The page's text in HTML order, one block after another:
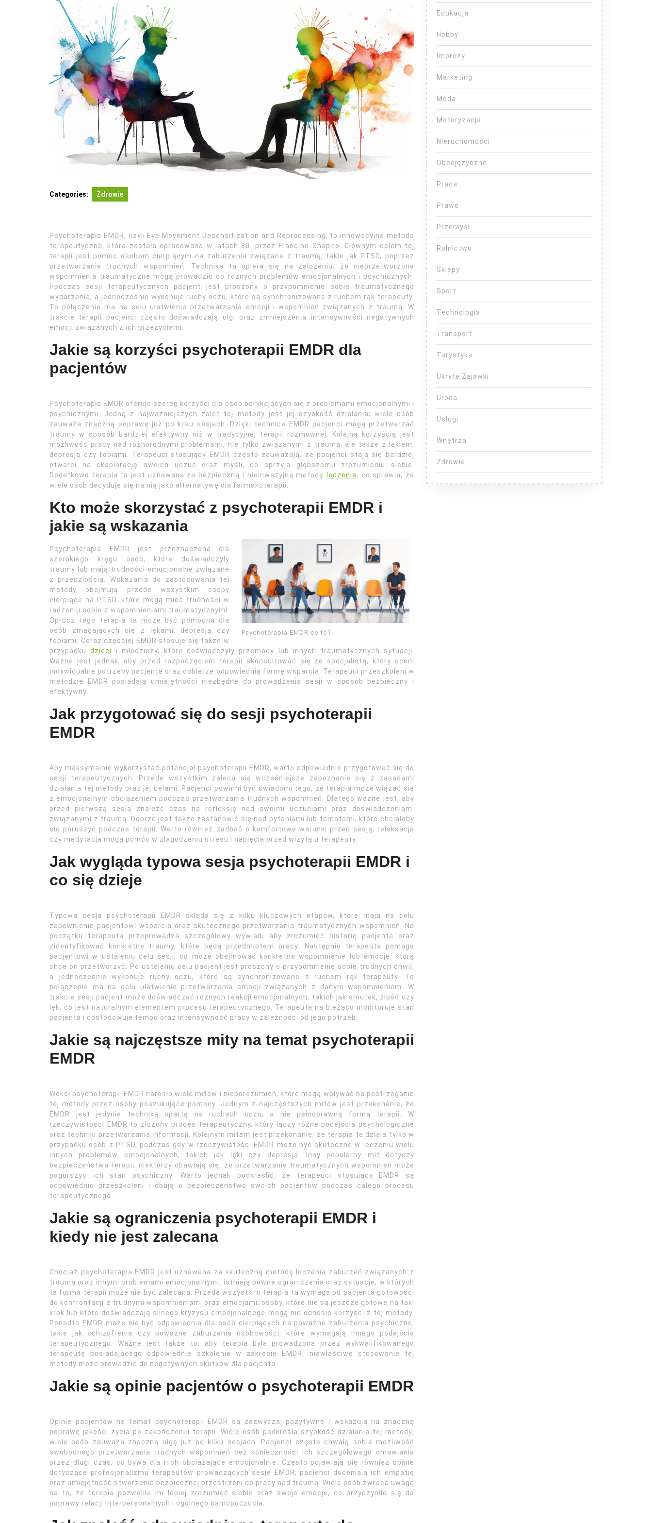
Categories: Zdrowie
Psychoterapia EMDR, czyli Eye Movement Desensitization and Reprocessing, to innowacyjna metoda
terapeutyczna, która została opracowana w latach 80. przez Francine Shapiro. Głównym celem tej
terapii jest pomoc osobom cierpiącym na zaburzenia związane z traumą, takie jak PTSD, poprzez
przetwarzanie trudnych wspomnień. Technika ta opiera się na założeniu, że nieprzetworzone
wspomnienia traumatyczne mogą prowadzić do różnych problemów emocjonalnych i psychicznych.
Podczas sesji terapeutycznych pacjent jest proszony o przypomnienie sobie traumatycznego
wydarzenia, a jednocześnie wykonuje ruchy oczu, które są synchronizowane z ruchem rąk terapeuty.
To połączenie ma na celu ułatwienie przetwarzania emocji i wspomnień związanych z traumą. W
trakcie terapii pacjenci często doświadczają ulgi oraz zmniejszenia intensywności negatywnych
emocji związanych z ich przeżyciami.
Jakie są korzyści psychoterapii EMDR dla
pacjentów
Psychoterapia EMDR oferuje szereg korzyści dla osób borykających się z problemami emocjonalnymi i
psychicznymi. Jedną z najważniejszych zalet tej metody jest jej szybkość działania; wiele osób
zauważa znaczną poprawę już po kilku sesjach. Dzięki technice EMDR pacjenci mogą przetwarzać
traumy w sposób bardziej efektywny niż w tradycyjnej terapii rozmownej. Kolejną korzyścią jest
możliwość pracy nad różnorodnymi problemami, nie tylko związanymi z traumą, ale także z lękiem,
depresją czy fobiami. Terapeuci stosujący EMDR często zauważają, że pacjenci stają się bardziej
otwarci na eksplorację swoich uczuć oraz myśli, co sprzyja głębszemu zrozumieniu siebie.
Dodatkowo terapia ta jest uznawana za bezpieczną i nieinwazyjną metodę
leczenia, co sprawia, że
wiele osób decyduje się na nią jako alternatywę dla farmakoterapii.
Kto może skorzystać z psychoterapii EMDR i
jakie są wskazania
Psychoterapia EMDR co to?
Psychoterapia EMDR jest przeznaczona dla
szerokiego kręgu osób, które doświadczyły
traumy lub mają trudności emocjonalne związane
z przeszłością. Wskazania do zastosowania tej
metody obejmują przede wszystkim osoby
cierpiące na PTSD, które mogą mieć trudności w
radzeniu sobie z wspomnieniami traumatycznymi.
Oprócz tego terapia ta może być pomocna dla
osób zmagających się z lękami, depresją czy
fobiami. Coraz częściej EMDR stosuje się także w
przypadkudzieci
i młodzieży, które doświadczyły przemocy lub innych traumatycznych sytuacji.
Ważne jest jednak, aby przed rozpoczęciem terapii skonsultować się ze specjalistą, który oceni
indywidualne potrzeby pacjenta oraz dobierze odpowiednią formę wsparcia. Terapeuci przeszkoleni w
metodzie EMDR posiadają umiejętności niezbędne do prowadzenia sesji w sposób bezpieczny i
efektywny.
Jak przygotować się do sesji psychoterapii
EMDR
Aby maksymalnie wykorzystać potencjał psychoterapii EMDR, warto odpowiednio przygotować się do
sesji terapeutycznych. Przede wszystkim zaleca się wcześniejsze zapoznanie się z zasadami
działania tej metody oraz jej celami. Pacjenci powinni być świadomi tego, że terapia może wiązać się
z emocjonalnym obciążeniem podczas przetwarzania trudnych wspomnień. Dlatego ważne jest, aby
przed pierwszą sesją znaleźć czas na refleksję nad swoimi uczuciami oraz doświadczeniami
związanymi z traumą. Dobrze jest także zastanowić się nad pytaniami lub tematami, które chciałoby
się poruszyć podczas terapii. Warto również zadbać o komfortowe warunki przed sesją; relaksacja
czy medytacja mogą pomóc w złagodzeniu stresu i napięcia przed wizytą u terapeuty.
Jak wygląda typowa sesja psychoterapii EMDR i
co się dzieje
Typowa sesja psychoterapii EMDR składa się z kilku kluczowych etapów, które mają na celu
zapewnienie pacjentowi wsparcia oraz skutecznego przetwarzania traumatycznych wspomnień. Na
początku terapeuta przeprowadza szczegółowy wywiad, aby zrozumieć historię pacjenta oraz
zidentyfikować konkretne traumy, które będą przedmiotem pracy. Następnie terapeuta pomaga
pacjentowi w ustaleniu celu sesji, co może obejmować konkretne wspomnienie lub emocję, którą
chce on przetworzyć. Po ustaleniu celu pacjent jest proszony o przypomnienie sobie trudnych chwil,
a jednocześnie wykonuje ruchy oczu, które są synchronizowane z ruchem rąk terapeuty. To
połączenie ma na celu ułatwienie przetwarzania emocji związanych z danym wspomnieniem. W
trakcie sesji pacjent może doświadczać różnych reakcji emocjonalnych, takich jak smutek, złość czy
lęk, co jest naturalnym elementem procesu terapeutycznego. Terapeuta na bieżąco monitoruje stan
pacjenta i dostosowuje tempo oraz intensywność pracy w zależności od jego potrzeb.
Jakie są najczęstsze mity na temat psychoterapii
EMDR
Wokół psychoterapii EMDR narosło wiele mitów i nieporozumień, które mogą wpływać na postrzeganie
tej metody przez osoby poszukujące pomocy. Jednym z najczęstszych mitów jest przekonanie, że
EMDR jest jedynie techniką opartą na ruchach oczu, a nie pełnoprawną formą terapii. W
rzeczywistości EMDR to złożony proces terapeutyczny, który łączy różne podejścia psychologiczne
oraz techniki przetwarzania informacji. Kolejnym mitem jest przekonanie, że terapia ta działa tylko w
przypadku osób z PTSD, podczas gdy w rzeczywistości EMDR może być skuteczne w leczeniu wielu
innych problemów emocjonalnych, takich jak lęki czy depresja. Inny popularny mit dotyczy
bezpieczeństwa terapii; niektórzy obawiają się, że przetwarzanie traumatycznych wspomnień może
pogorszyć ich stan psychiczny. Warto jednak podkreślić, że terapeuci stosujący EMDR są
odpowiednio przeszkoleni i dbają o bezpieczeństwo swoich pacjentów podczas całego procesu
terapeutycznego.
Jakie są ograniczenia psychoterapii EMDR i
kiedy nie jest zalecana
Chociaż psychoterapia EMDR jest uznawana za skuteczną metodę leczenia zaburzeń związanych z
traumą oraz innymi problemami emocjonalnymi, istnieją pewne ograniczenia oraz sytuacje, w których
ta forma terapii może nie być zalecana. Przede wszystkim terapia ta wymaga od pacjenta gotowości
do konfrontacji z trudnymi wspomnieniami oraz emocjami; osoby, które nie są jeszcze gotowe na taki
krok lub które doświadczają silnego kryzysu emocjonalnego mogą nie odnosić korzyści z tej metody.
Ponadto EMDR może nie być odpowiednia dla osób cierpiących na poważne zaburzenia psychiczne,
takie jak schizofrenia czy poważne zaburzenia osobowości, które wymagają innego podejścia
terapeutycznego. Ważne jest także to, aby terapia była prowadzona przez wykwalifikowanego
terapeutę posiadającego odpowiednie szkolenie w zakresie EMDR; niewłaściwe stosowanie tej
metody może prowadzić do negatywnych skutków dla pacjenta.
Jakie są opinie pacjentów o psychoterapii EMDR
Opinie pacjentów na temat psychoterapii EMDR są zazwyczaj pozytywne i wskazują na znaczną
poprawę jakości życia po zakończeniu terapii. Wiele osób podkreśla szybkość działania tej metody;
wiele osób zauważa znaczną ulgę już po kilku sesjach. Pacjenci często chwalą sobie możliwość
swobodnego przetwarzania trudnych wspomnień bez konieczności ich szczegółowego omawiania
przez długi czas, co bywa dla nich obciążające emocjonalnie. Często pojawiają się również opinie
dotyczące profesjonalizmu terapeutów prowadzących sesje EMDR; pacjenci doceniają ich empatię
oraz umiejętność stworzenia bezpiecznej przestrzeni do pracy nad traumą. Wiele osób zwraca uwagę
na to, że terapia pozwoliła im lepiej zrozumieć siebie oraz swoje emocje, co przyczyniło się do
poprawy relacji interpersonalnych i ogólnego samopoczucia.
Edukacja
Hobby
Imprezy
Marketing
Moda
Motoryzacja
Nieruchomości
Obcojęzyczne
Praca
Prawo
Przemysł
Rolnictwo
Sklepy
Sport
Technologia
Transport
Turystyka
Ukryte Zajawki
Uroda
Usługi
Wnętrza
Zdrowie